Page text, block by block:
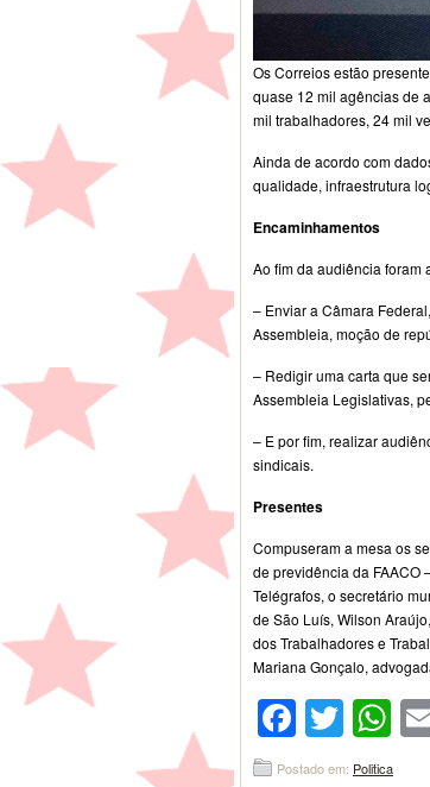
Os Correios estão
quase 12 mil agências de
mil trabalhadores, 24 mil
Ainda de acordo com
qualidade, infraestrutura
Encaminhamentos
Ao fim da audiência foram
– Enviar a Câmara
Assembleia, moção de
– Redigir uma carta que
Assembleia Legislativas,
– E por fim, realizar
sindicais.
Presentes
Compuseram a mesa os
de previdência da FAACO
Telégrafos, o secretário
de São Luís, Wilson
dos Trabalhadores e
Mariana Gonçalo,
Postado em: Politica